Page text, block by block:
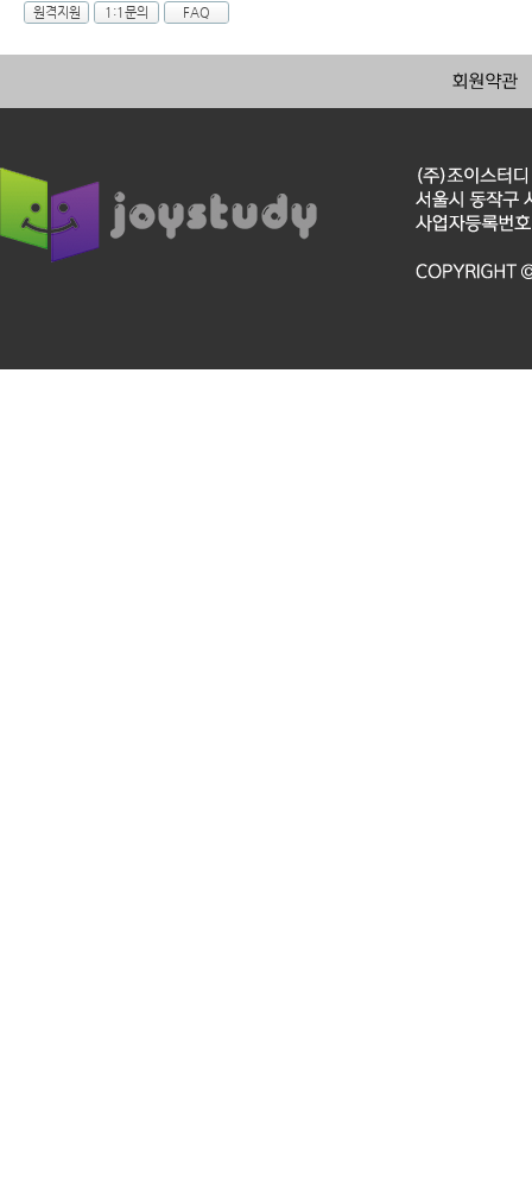
원격지원 1:1문의 FAQ